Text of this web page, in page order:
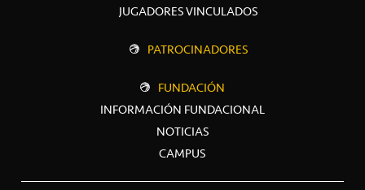
JUGADORES VINCULADOS
PATROCINADORES
FUNDACIÓN
INFORMACIÓN FUNDACIONAL
NOTICIAS
CAMPUS